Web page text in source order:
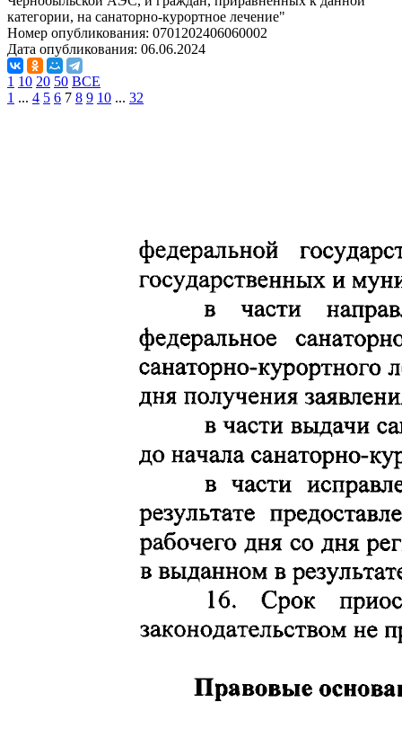
категории, на санаторно-курортное лечение"
Номер опубликования: 0701202406060002
Дата опубликования: 06.06.2024
1 10 20 50 ВСЕ
1 ... 4 5 6 7 8 9 10 ... 32